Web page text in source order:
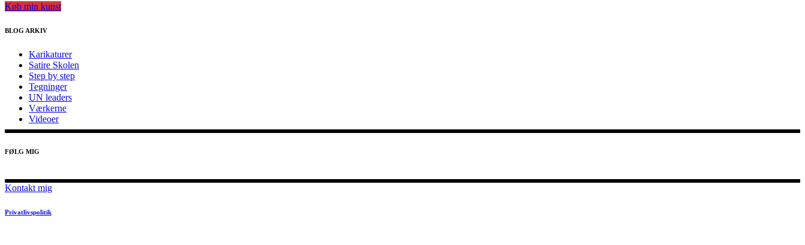
Køb min kunst
BLOG ARKIV
Karikaturer
Satire Skolen
Step by step
Tegninger
UN leaders
Værkerne
Videoer
FØLG MIG
Kontakt mig
Privatlivspolitik